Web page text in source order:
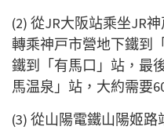
(2) 從JR大阪站乘坐JR
轉乘神戸市營地下鐵到
鐵到「有馬口」站，最
馬温泉」站，大約需要
(3) 從山陽電鐵山陽姬